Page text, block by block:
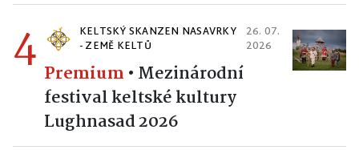
4
KELTSKÝ SKANZEN NASAVRKY
- ZEMĚ KELTŮ
26. 07.
2026
Premium • Mezinárodní
festival keltské kultury
Lughnasad 2026